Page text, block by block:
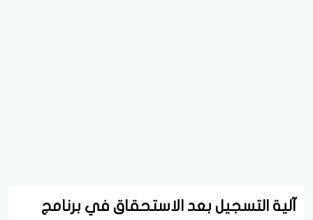
آلية التسجيل بعد الاستحقاق في برنامج